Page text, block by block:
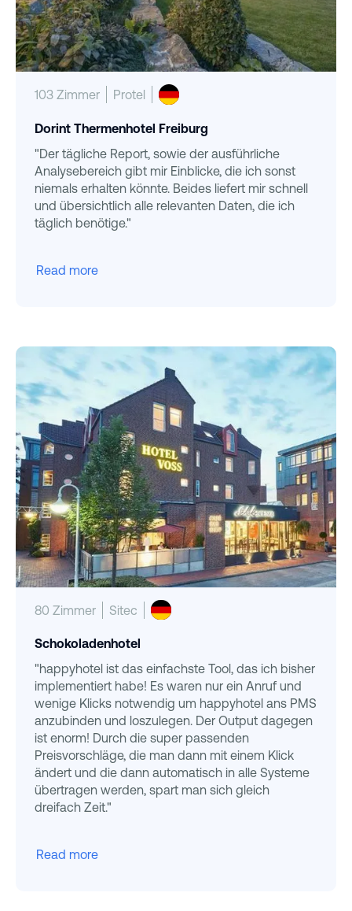
103 Zimmer Protel
Dorint Thermenhotel Freiburg
"Der tägliche Report, sowie der ausführliche
Analysebereich gibt mir Einblicke, die ich sonst
niemals erhalten könnte. Beides liefert mir schnell
und übersichtlich alle relevanten Daten, die ich
täglich benötige."
Read more
80 Zimmer Sitec
Schokoladenhotel
"happyhotel ist das einfachste Tool, das ich bisher
implementiert habe! Es waren nur ein Anruf und
wenige Klicks notwendig um happyhotel ans PMS
anzubinden und loszulegen. Der Output dagegen
ist enorm! Durch die super passenden
Preisvorschläge, die man dann mit einem Klick
ändert und die dann automatisch in alle Systeme
übertragen werden, spart man sich gleich
dreifach Zeit."
Read more